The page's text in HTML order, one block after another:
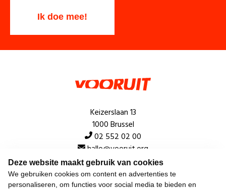
Deze website maakt gebruik van cookies
We gebruiken cookies om content en advertenties te
personaliseren, om functies voor social media te bieden en
Keizerslaan 13
1000 Brussel
02 552 02 00
hallo@vooruit.org
Snel